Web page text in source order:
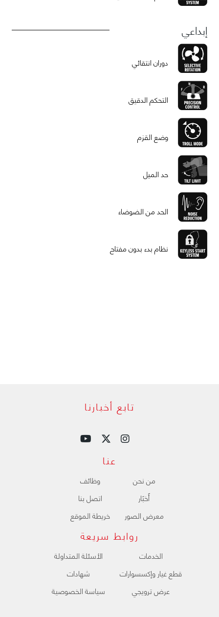
إبداعي
دوران انتقائي
التحكم الدقيق
وضع القزم
حد الميل
الحد من الضوضاء
نظام بدء بدون مفتاح
تابع أخبارنا
عنا
من نحن
ﺃَﺧﺒَﺎﺭ
معرض الصور
وظائف
اتصل بنا
خريطة الموقع
روابط سريعة
الخدمات
قطع غيار وإكسسوارات
عرض ترويجي
الأسئلة المتداولة
شهادات
سياسة الخصوصية